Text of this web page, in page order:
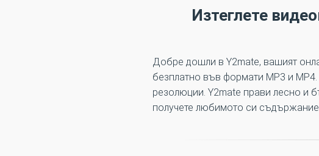
Изтеглете
Добре дошли в Y2mate, вашият
безплатно във формати MP3 и
резолюции. Y2mate прави лесно и
получете любимото си